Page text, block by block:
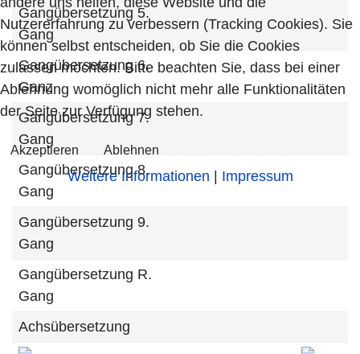
Gangübersetzung 5.
Gang
Gangübersetzung 6.
Ganz
Gangübersetzung 7.
Gang
Gangübersetzung 8.
Gang
Gangübersetzung 9.
Gang
Gangübersetzung R.
Gang
Achsübersetzung
Nutzererfahrung zu verbessern (Tracking Cookies). Sie
können selbst entscheiden, ob Sie die Cookies
zulassen möchten. Bitte beachten Sie, dass bei einer
Ablehnung womöglich nicht mehr alle Funktionalitäten
der Seite zur Verfügung stehen.
Akzeptieren Ablehnen
Weitere Informationen Impressum